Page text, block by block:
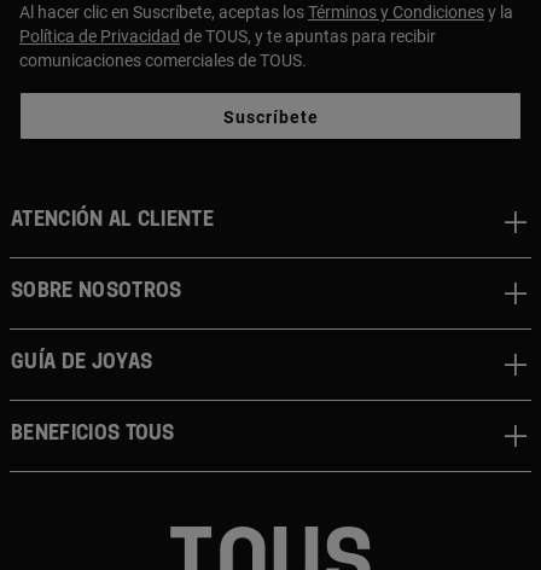
Al hacer clic en Suscríbete, aceptas losTérminos y Condicionesy la
Política de Privacidad de TOUS, y te apuntas para recibir
comunicaciones comerciales de TOUS.
Suscríbete
ATENCIÓN AL CLIENTE
SOBRE NOSOTROS
GUÍA DE JOYAS
BENEFICIOS TOUS